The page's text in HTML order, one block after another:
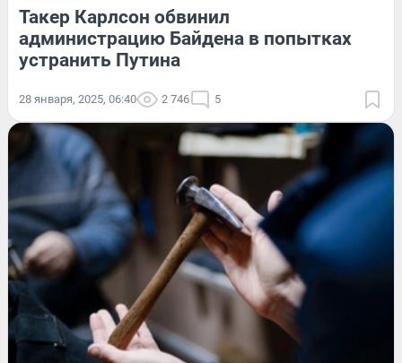
Такер Карлсон обвинил
администрацию Байдена в попытках
устранить Путина
28 января, 2025, 06:40 2 746 5